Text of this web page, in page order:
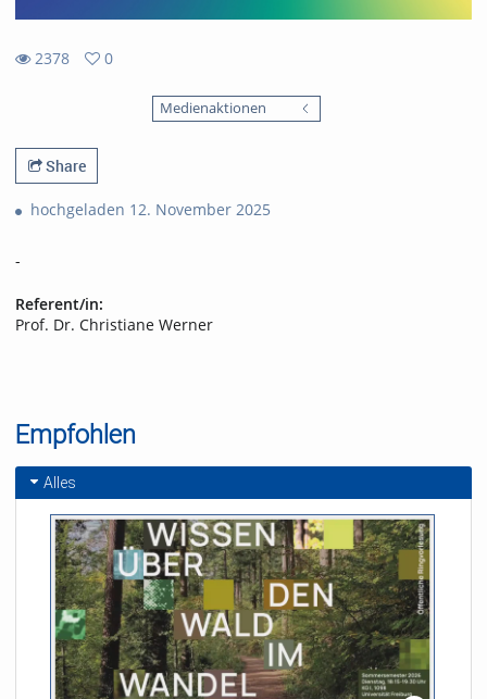
2378
0
Medienaktionen
Share
hochgeladen 12. November 2025
-
Referent/in:
Prof. Dr. Christiane Werner
Empfohlen
Alles